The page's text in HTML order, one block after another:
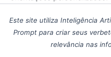
Este site utiliza Inteligência
Prompt para criar seus
relevância nas